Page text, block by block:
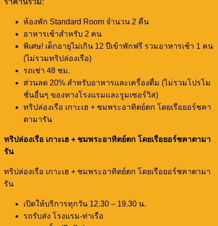
ราคานี้รวม:
ห้องพัก Standard Room จำนวน 2 คืน
อาหารเช้าสำหรับ 2 คน
พิเศษ! เด็กอายุไม่เกิน 12 ปีเข้าพักฟรี รวมอาหารเช้า 1 คน
(ไม่รวมทริปล่องเรือ)
รถเช่า 48 ชม.
ส่วนลด 20% สำหรับอาหารและเครื่องดื่ม (ไม่รวมโปรโม
ชั่นอื่นๆ ของทางโรงแรมและรูมเซอร์วิส)
ทริปล่องเรือ เกาะเฮ + ชมพระอาทิตย์ตก โดยเรือยอร์ชคา
ตามารัน
ทริปล่องเรือ เกาะเฮ + ชมพระอาทิตย์ตก โดยเรือยอร์ชคาตามา
รัน
ทริปล่องเรือ เกาะเฮ + ชมพระอาทิตย์ตก โดยเรือยอร์ชคาตามา
รัน
เปิดให้บริการทุกวัน 12.30 – 19.30 น.
รถรับส่ง โรงแรม-ท่าเรือ